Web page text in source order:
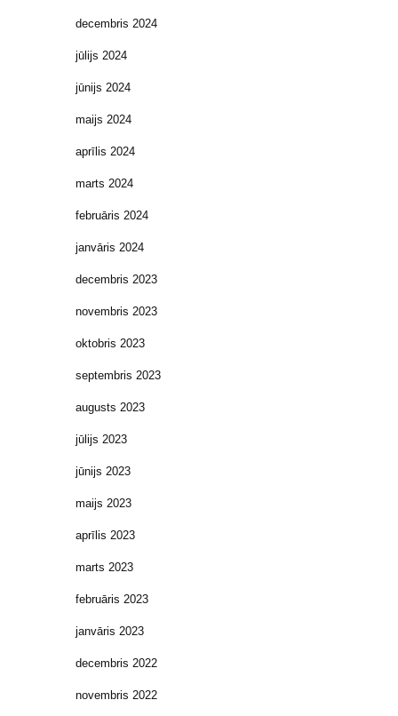
decembris 2024
jūlijs 2024
jūnijs 2024
maijs 2024
aprīlis 2024
marts 2024
februāris 2024
janvāris 2024
decembris 2023
novembris 2023
oktobris 2023
septembris 2023
augusts 2023
jūlijs 2023
jūnijs 2023
maijs 2023
aprīlis 2023
marts 2023
februāris 2023
janvāris 2023
decembris 2022
novembris 2022